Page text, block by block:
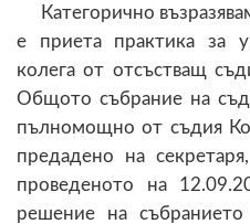
Категорично
е приета практика за
колега от отсъстващ
Общото събрание на
пълномощно от съдия
предадено на
проведеното на
решение на